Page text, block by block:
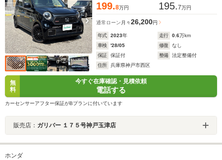
199.8万円 195.7万円
通常ローン 月々26,200円
年式 2023年 走行 0.6万km
車検
'28/05 修復
なし
保証
保証付 整備
法定整備付
住所
兵庫県神戸市西区
無
料
今すぐ在庫確認・見積依頼
電話する
カーセンサーアフター保証がBプランに付いています
販売店： ガリバー １７５号神戸玉津店
ホンダ